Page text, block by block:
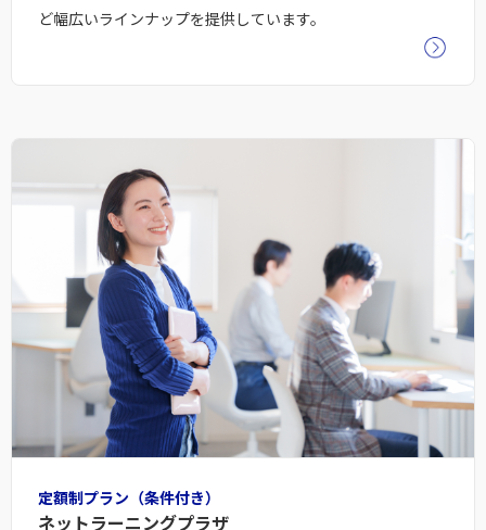
ど幅広いラインナップを提供しています。
定額制プラン（条件付き）
ネットラーニングプラザ